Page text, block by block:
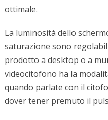
ottimale.
La luminosità dello
saturazione sono
prodotto a desktop o a
videocitofono ha la
quando parlate con il
dover tener premuto il